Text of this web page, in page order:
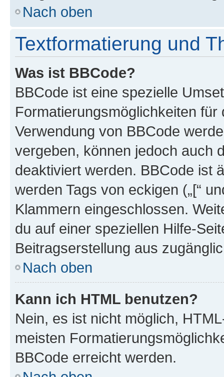
Nach oben
Textformatierung und
Was ist BBCode?
BBCode ist eine spezielle
Formatierungsmöglichkeiten
Verwendung von BBCode
vergeben, können jedoch auch
deaktiviert werden. BBCode ist
werden Tags von eckigen („[“
Klammern eingeschlossen.
du auf einer speziellen Hilfe-
Beitragserstellung aus
Nach oben
Kann ich HTML benutzen?
Nein, es ist nicht möglich,
meisten
BBCode erreicht werden.